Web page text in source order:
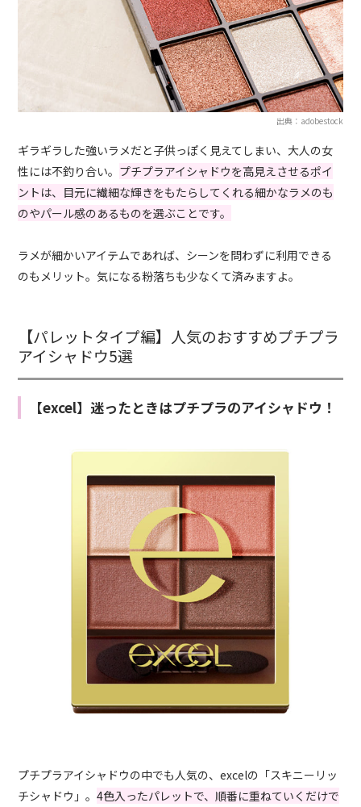
出典：adobestock
ギラギラした強いラメだと子供っぽく見えてしまい、大人の女
性には不釣り合い。 プチプラアイシャドウを高見えさせるポイ
ントは、目元に繊細な輝きをもたらしてくれる細かなラメのも
のやパール感のあるものを選ぶことです。
ラメが細かいアイテムであれば、シーンを問わずに利用できる
のもメリット。気になる粉落ちも少なくて済みますよ。
【パレットタイプ編】人気のおすすめプチプラ
アイシャドウ5選
【excel】迷ったときはプチプラのアイシャドウ！
プチプラアイシャドウの中でも人気の、excelの「スキニーリッ
チシャドウ」。4色入ったパレットで、順番に重ねていくだけで